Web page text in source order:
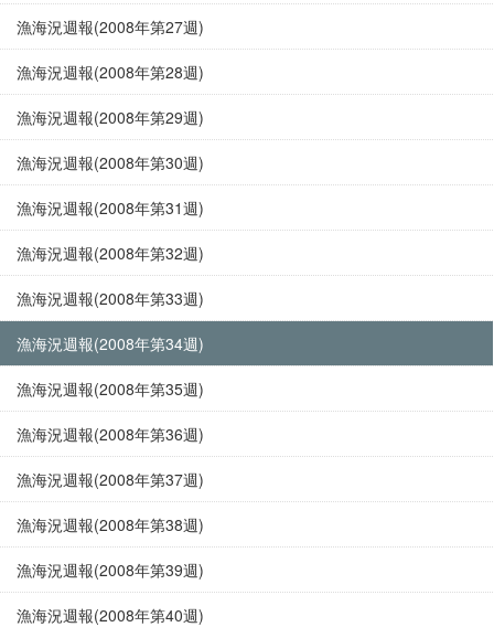
漁海況週報(2008年第27週)
漁海況週報(2008年第28週)
漁海況週報(2008年第29週)
漁海況週報(2008年第30週)
漁海況週報(2008年第31週)
漁海況週報(2008年第32週)
漁海況週報(2008年第33週)
漁海況週報(2008年第34週)
漁海況週報(2008年第35週)
漁海況週報(2008年第36週)
漁海況週報(2008年第37週)
漁海況週報(2008年第38週)
漁海況週報(2008年第39週)
漁海況週報(2008年第40週)